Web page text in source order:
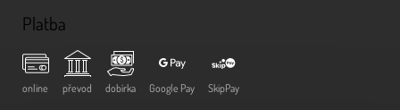
Platba
online převod dobírka Google Pay SkipPay